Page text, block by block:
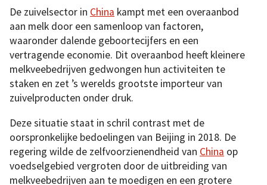
De zuivelsector in China kampt met een overaanbod
aan melk door een samenloop van factoren,
waaronder dalende geboortecijfers en een
vertragende economie. Dit overaanbod heeft kleinere
melkveebedrijven gedwongen hun activiteiten te
staken en zet ’s werelds grootste importeur van
zuivelproducten onder druk.
Deze situatie staat in schril contrast met de
oorspronkelijke bedoelingen van Beijing in 2018. De
regering wilde de zelfvoorzienendheid van China op
voedselgebied vergroten door de uitbreiding van
melkveebedrijven aan te moedigen en een grotere